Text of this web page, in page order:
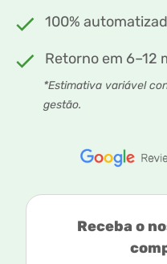
100%
Retorno em 6–12
*Estimativa variável
gestão.
Receba o